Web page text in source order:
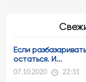
Если
остаться. И...
07.10.2020 22:31